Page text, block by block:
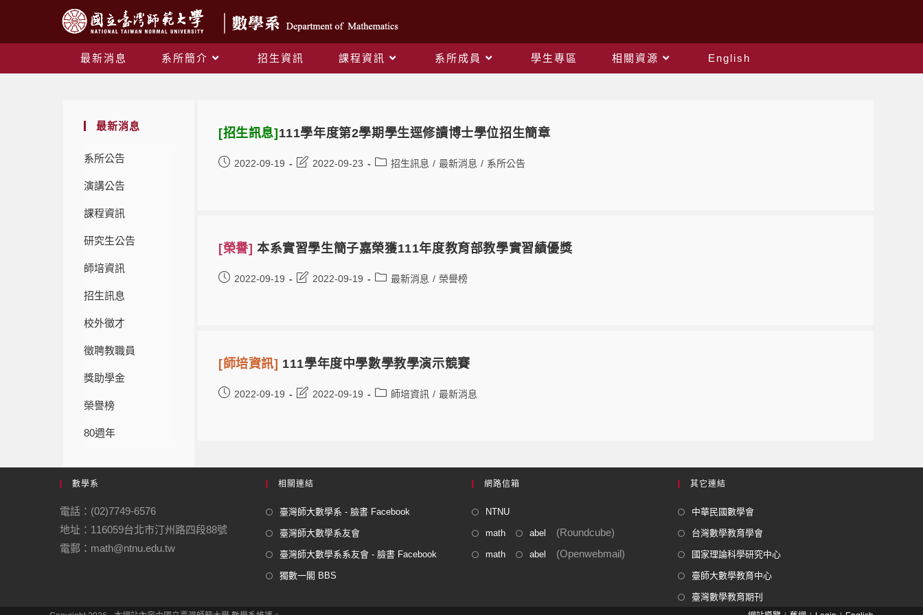
最新消息 系所簡介 招生資訊 課程資訊 系所成員 學生專區 相關資源
English
最新消息
系所公告
演講公告
課程資訊
研究生公告
師培資訊
招生訊息
校外徵才
徵聘教職員
獎助學金
榮譽榜
80週年
[招生訊息] 111學年度第2學期學生逕修讀博士學位招生簡章
2022-09-19 2022-09-23 招生訊息 / 最新消息 / 系所公告
[榮譽] 本系實習學生簡子嘉榮獲111年度教育部教學實習績優獎
2022-09-19 2022-09-19 最新消息 / 榮譽榜
[師培資訊] 111學年度中學數學教學演示競賽
2022-09-19 2022-09-19 師培資訊 / 最新消息
數學系
電話：(02)7749-6576
地址：116059台北市汀州路四段88號
電郵：math@ntnu.edu.tw
相關連結
臺灣師大數學系 - 臉書 Facebook
臺灣師大數學系友會
臺灣師大數學系系友會 - 臉書 Facebook
獨數一閣 BBS
網路信箱
NTNU
math abel (Roundcube)
math abel (Openwebmail)
其它連結
中華民國數學會
台灣數學教育學會
國家理論科學研究中心
臺師大數學教育中心
臺灣數學教育期刊